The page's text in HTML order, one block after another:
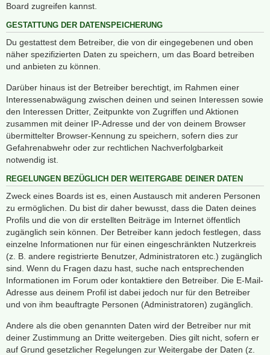
Board zugreifen kannst.
GESTATTUNG DER DATENSPEICHERUNG
Du gestattest dem Betreiber, die von dir eingegebenen und oben
näher spezifizierten Daten zu speichern, um das Board betreiben
und anbieten zu können.
Darüber hinaus ist der Betreiber berechtigt, im Rahmen einer
Interessenabwägung zwischen deinen und seinen Interessen sowie
den Interessen Dritter, Zeitpunkte von Zugriffen und Aktionen
zusammen mit deiner IP-Adresse und der von deinem Browser
übermittelter Browser-Kennung zu speichern, sofern dies zur
Gefahrenabwehr oder zur rechtlichen Nachverfolgbarkeit
notwendig ist.
REGELUNGEN BEZÜGLICH DER WEITERGABE DEINER DATEN
Zweck eines Boards ist es, einen Austausch mit anderen Personen
zu ermöglichen. Du bist dir daher bewusst, dass die Daten deines
Profils und die von dir erstellten Beiträge im Internet öffentlich
zugänglich sein können. Der Betreiber kann jedoch festlegen, dass
einzelne Informationen nur für einen eingeschränkten Nutzerkreis
(z. B. andere registrierte Benutzer, Administratoren etc.) zugänglich
sind. Wenn du Fragen dazu hast, suche nach entsprechenden
Informationen im Forum oder kontaktiere den Betreiber. Die E-Mail-
Adresse aus deinem Profil ist dabei jedoch nur für den Betreiber
und von ihm beauftragte Personen (Administratoren) zugänglich.
Andere als die oben genannten Daten wird der Betreiber nur mit
deiner Zustimmung an Dritte weitergeben. Dies gilt nicht, sofern er
auf Grund gesetzlicher Regelungen zur Weitergabe der Daten (z.